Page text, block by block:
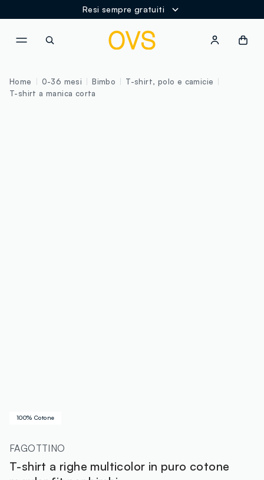
Resi sempre gratuiti
100% Cotone
Home 0-36 mesi Bimbo
T-shirt, polo e camicie
T-shirt a manica corta
FAGOTTINO
T-shirt a righe multicolor in puro cotone